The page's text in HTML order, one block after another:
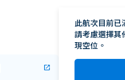
open_in_new
此航次目前已
請考慮選擇其
現空位。